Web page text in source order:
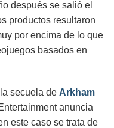
después se salió el
productos resultaron
por encima de lo que
basados en
secuela de Arkham
anuncia
este caso se trata de